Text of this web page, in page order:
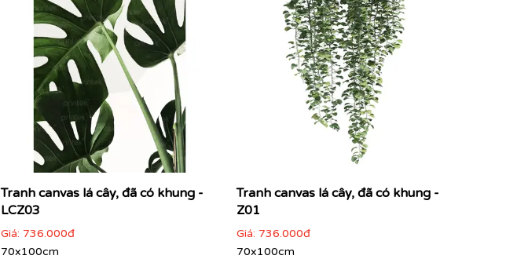
Tranh canvas lá cây, đã có khung -
LCZ03
Giá: 736.000đ
70x100cm
Tranh canvas lá cây, đã có khung -
Z01
Giá: 736.000đ
70x100cm